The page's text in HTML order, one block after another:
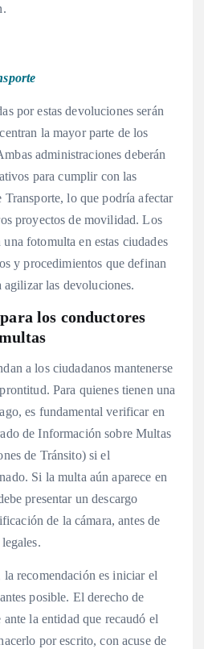
por estas devoluciones serán
la mayor parte de los
administraciones deberán
para cumplir con las
lo que podría afectar
proyectos de movilidad. Los
fotomulta en estas ciudades
y procedimientos que definan
agilizar las devoluciones.
los conductores
a los ciudadanos mantenerse
Para quienes tienen una
es fundamental verificar en
de Información sobre Multas
de Tránsito) si el
Si la multa aún aparece en
presentar un descargo
de la cámara, antes de
la recomendación es iniciar el
posible. El derecho de
la entidad que recaudó el
por escrito, con acuse de